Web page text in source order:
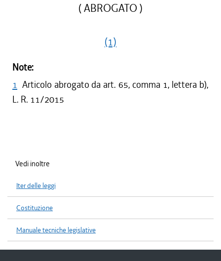
( ABROGATO )
(1)
Note:
1 Articolo abrogato da art. 65, comma 1, lettera b),
L. R. 11/2015
Vedi inoltre
Iter delle leggi
Costituzione
Manuale tecniche legislative